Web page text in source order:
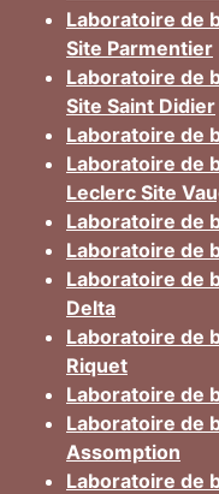
Laboratoire de
Site Parmentier
Laboratoire de
Site Saint Didier
Laboratoire de
Laboratoire de
Leclerc Site
Laboratoire de
Laboratoire de
Laboratoire de
Delta
Laboratoire de
Riquet
Laboratoire de
Laboratoire de
Assomption
Laboratoire de